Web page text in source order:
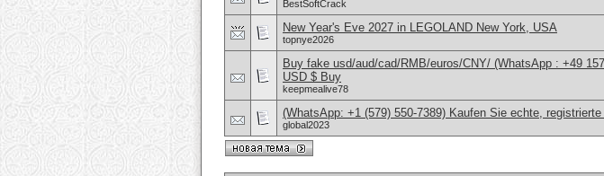
BestSoftCrack
New Year's Eve 2027 in LEGOLAND New York, USA
topnye2026
Buy fake usd/aud/cad/RMB/euros/CNY/ (WhatsApp : +49
USD $ Buy
keepmealive78
(WhatsApp: +1 (579) 550-7389) Kaufen Sie echte,
global2023